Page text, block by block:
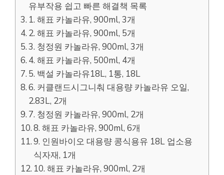
유부작용 쉽고 빠른 해결책 목록
1. 해표 카놀라유, 900ml, 3개
2. 해표 카놀라유, 900ml, 5개
3. 청정원 카놀라유, 900ml, 3개
4. 해표 카놀라유, 500ml, 4개
5. 백설 카놀라유18L, 1통, 18L
6. 커클랜드시그니춰 대용량 카놀라유 오일,
2.83L, 2개
7. 청정원 카놀라유, 900ml, 2개
8. 해표 카놀라유, 900ml, 6개
9. 인원바이오 대용량 콩식용유 18L 업소용
식자재, 1개
10. 해표 카놀라유, 900ml, 2개